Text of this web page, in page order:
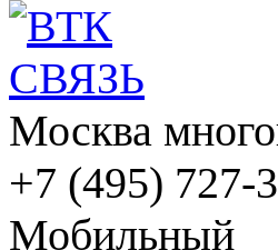
Москва
+7 (495) 727-
Мобильный